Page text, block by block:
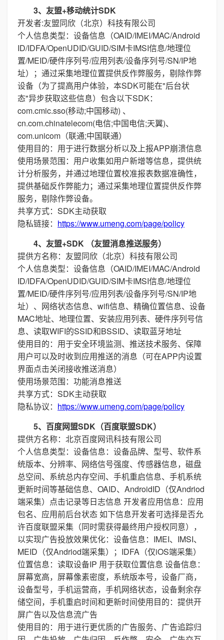
3、友盟+移动统计SDK
开发者:友盟同欣（北京）科技有限公司
个人信息类型：设备信息（OAID/IMEI/MAC/Android
ID/IDFA/OpenUDID/GUID/SIM卡IMSI信息/地理位
置/MEID/硬件序列号/应用列表/设备序列号/SN/IP地
址）；通过采集地理位置提供反作弊服务，剔除作弊
设备（为了提高用户体验，本SDK可能在"后台状
态"异步获取这些信息）包含以下SDK：
com.cmic.sso(移动;中国移动) 、
cn.com.chinatelecom(电信;中国电信;天翼)、
com.unicom（联通;中国联通）
使用目的：用于进行数据分析以及上报APP崩溃信息
使用场景范围：用户收集如用户新增等信息，提供统
计分析服务，并通过地理位置校准报表数据准确性，
提供基础反作弊能力；通过采集地理位置提供反作弊
服务，剔除作弊设备。
共享方式：SDK主动获取
隐私链接： https://www.umeng.com/page/policy
4、友盟+SDK （友盟消息推送服务）
提供方名称：友盟同欣（北京）科技有限公司
个人信息类型：设备信息（OAID/IMEI/MAC/Android
ID/IDFA/OpenUDID/GUID/SIM卡IMSI信息/地理位
置/MEID/硬件序列号/应用列表/设备序列号/SN/IP地
址）、网络状态信息、wifi信息、精确位置信息、设备
MAC地址、地理位置、安装应用列表、硬件序列号信
息、读取WIFI的SSID和BSSID、读取蓝牙地址
使用目的：用于安全环境监测、推送技术服务、保障
用户可以及时收到应用推送的消息（可在APP内设置
界面点击关闭接收推送消息）
使用场景范围：功能消息推送
共享方式：SDK主动获取
隐私协议： https://www.umeng.com/page/policy
5、百度网盟SDK（百度联盟SDK）
提供方名称：北京百度网讯科技有限公司
个人信息类型：设备信息：设备品牌、型号、软件系
统版本、分辨率、网络信号强度、传感器信息，磁盘
总空间、系统总内存空间、手机重启信息、手机系统
更新时间等基础信息、OAID、AndroidID（仅Andriod
端采集）点击记录等日志信息 开发者应用信息：应用
包名、应用前后台状态 如下信息开发者可选择是否允
许百度联盟采集（同时需获得最终用户授权同意），
以实现广告投放效果优化：设备信息：IMEI、IMSI、
MEID（仅Andriod端采集）；IDFA（仅iOS端采集）
位置信息：读取设备IP 用于获取位置信息 设备信息：
屏幕宽高，屏幕像素密度，系统版本号，设备厂商，
设备型号，手机运营商，手机网络状态，设备剩余存
储空间，手机重启时间和更新时间使用目的：提供开
屏广告以及信息流广告
使用目的：用于进行更优质的广告服务、广告追踪归